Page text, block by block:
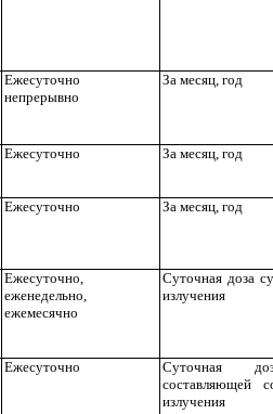
Ежесуточно
непрерывно
За месяц, год
Ежесуточно За месяц, год
Ежесуточно За месяц, год
Ежесуточно,
еженедельно,
ежемесячно
Суточная доза
излучения
Ежесуточно
Суточная
составляющей
излучения